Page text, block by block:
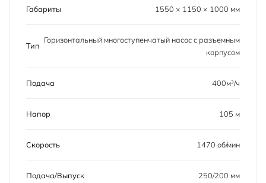
Габариты 1550 × 1150 × 1000 мм
Тип
Горизонтальный многоступенчатый насос с разъемным
корпусом
Подача 400м³/ч
Напор 105 м
Скорость 1470 об/мин
Подача/Выпуск 250/200 мм